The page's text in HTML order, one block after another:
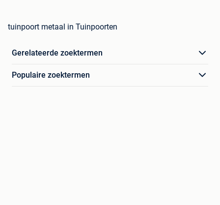
tuinpoort metaal in Tuinpoorten
Gerelateerde zoektermen
Populaire zoektermen